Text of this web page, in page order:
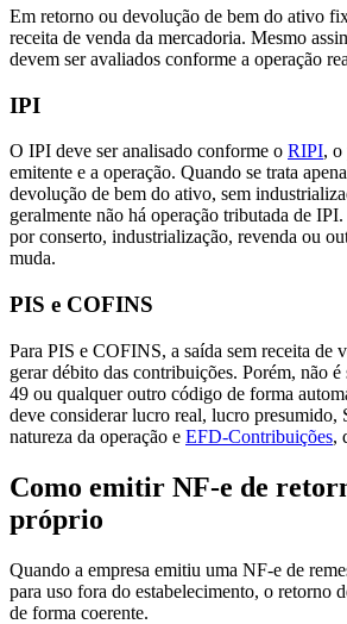
Em retorno ou devolução de bem do ativo
receita de venda da mercadoria. Mesmo
devem ser avaliados conforme a operação
IPI
O IPI deve ser analisado conforme o RIPI, o
emitente e a operação. Quando se trata
devolução de bem do ativo, sem
geralmente não há operação tributada de
por conserto, industrialização, revenda ou
muda.
PIS e COFINS
Para PIS e COFINS, a saída sem receita de
gerar débito das contribuições. Porém, não
49 ou qualquer outro código de forma
deve considerar lucro real, lucro presumido,
natureza da operação e EFD-Contribuições,
Como emitir NF-e de
próprio
Quando a empresa emitiu uma NF-e de
para uso fora do estabelecimento, o retorno
de forma coerente.